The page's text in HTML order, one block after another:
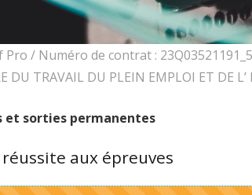
/ Numéro de contrat :
TRAVAIL DU PLEIN EMPLOI ET DE L’
et sorties permanentes
aux épreuves